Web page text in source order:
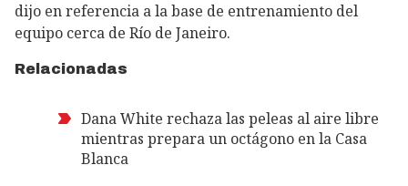
dijo en referencia a la base de entrenamiento del
equipo cerca de Río de Janeiro.
Relacionadas
Dana White rechaza las peleas al aire libre
mientras prepara un octágono en la Casa
Blanca